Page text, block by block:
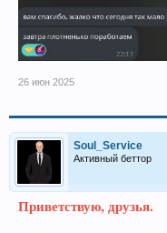
26 июн 2025
Soul_Service
Активный беттор
Приветствую, друзья.